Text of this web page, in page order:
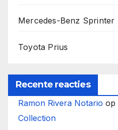
Mercedes-Benz Sprinter
Toyota Prius
Recente reacties
Ramon Rivera Notario op
Collection